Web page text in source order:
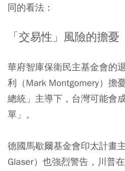
同的看法：
「交易性」風險的擔憂
華府智庫保衛民主基金會的
利（Mark Montgomery）擔
總統」主導下，台灣可能會
單」。
德國馬歇爾基金會印太計畫
Glaser）也強烈警告，川普